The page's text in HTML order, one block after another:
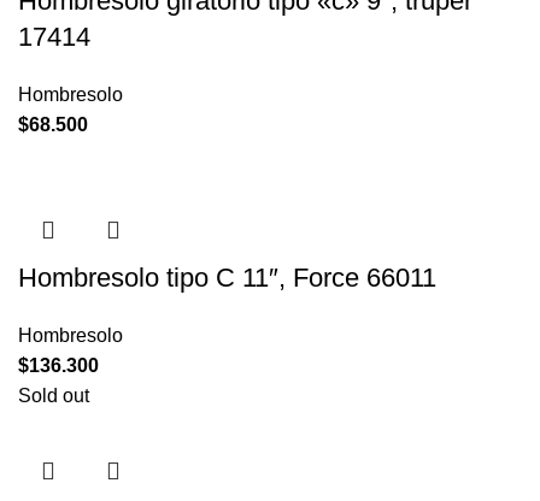
17414
Hombresolo
$68.500
Hombresolo tipo C 11″, Force 66011
Hombresolo
$136.300
Sold out